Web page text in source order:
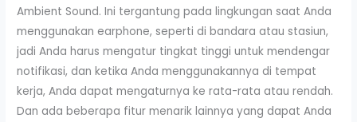
Ambient Sound. Ini tergantung pada lingkungan saat Anda
menggunakan earphone, seperti di bandara atau stasiun,
jadi Anda harus mengatur tingkat tinggi untuk mendengar
notifikasi, dan ketika Anda menggunakannya di tempat
kerja, Anda dapat mengaturnya ke rata-rata atau rendah.
Dan ada beberapa fitur menarik lainnya yang dapat Anda